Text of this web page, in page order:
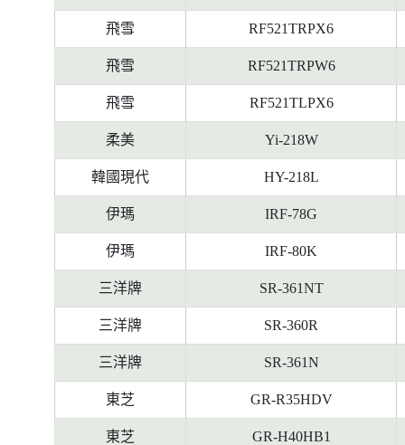
號
的
源
飛雪 RF521TRPX6
飛雪 RF521TRPW6
飛雪 RF521TLPX6
柔美 Yi-218W
韓國現代 HY-218L
伊瑪 IRF-78G
伊瑪 IRF-80K
三洋牌 SR-361NT
三洋牌 SR-360R
三洋牌 SR-361N
東芝 GR-R35HDV
東芝 GR-H40HB1